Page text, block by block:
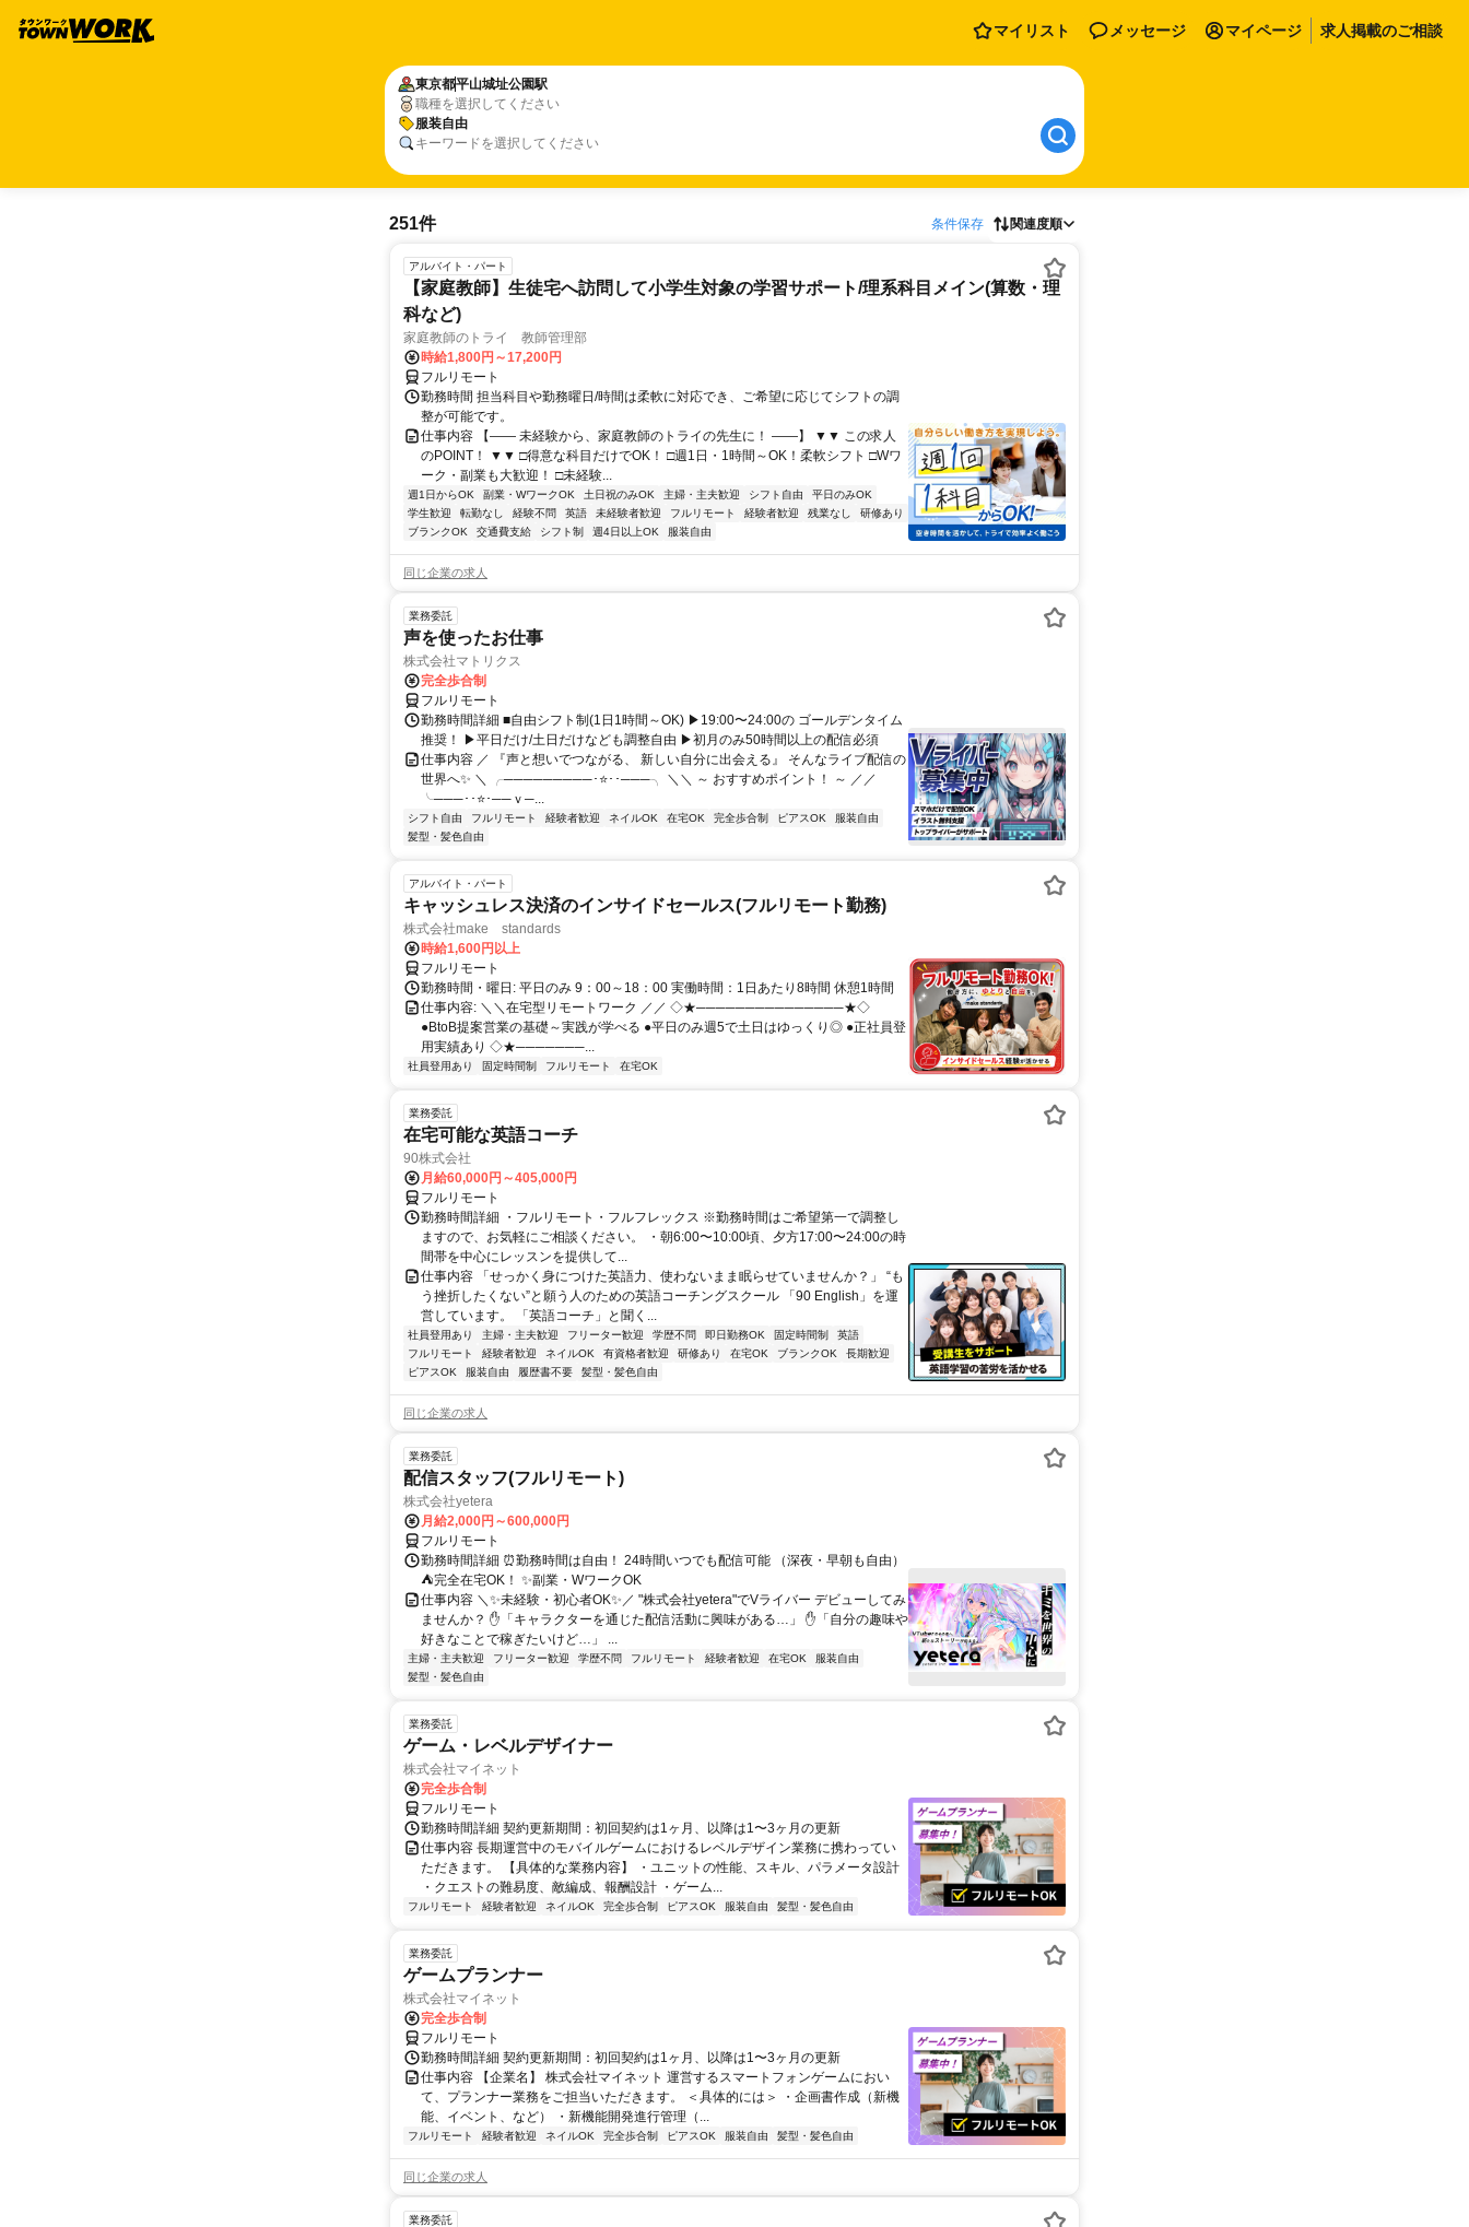
マイリスト メッセージ マイページ 求人掲載のご相談
東京都平山城址公園駅
職種を選択してください
服装自由
キーワードを選択してください
251件 条件保存 関連度順
アルバイト・パート
【家庭教師】生徒宅へ訪問して小学生対象の学習サポート/理系科目メイン(算数・理
科など)
家庭教師のトライ 教師管理部
時給1,800円～17,200円
フルリモート
勤務時間 担当科目や勤務曜日/時間は柔軟に対応でき、ご希望に応じてシフトの調
整が可能です。
仕事内容 【―― 未経験から、家庭教師のトライの先生に！ ――】 ▼▼ この求人
のPOINT！ ▼▼ □得意な科目だけでOK！ □週1日・1時間～OK！柔軟シフト □Wワ
ーク・副業も大歓迎！ □未経験...
週1日からOK 副業・WワークOK 土日祝のみOK 主婦・主夫歓迎 シフト自由
平日のみOK
学生歓迎
転勤なし 経験不問 英語 未経験者歓迎 フルリモート 経験者歓迎 残業なし
研修あり
ブランクOK
交通費支給 シフト制 週4日以上OK 服装自由
同じ企業の求人
業務委託
声を使ったお仕事
株式会社マトリクス
完全歩合制
フルリモート
勤務時間詳細 ■自由シフト制(1日1時間～OK) ▶19:00〜24:00の ゴールデンタイム
推奨！ ▶平日だけ/土日だけなども調整自由 ▶初月のみ50時間以上の配信必須
仕事内容 ／ 『声と想いでつながる、 新しい自分に出会える』 そんなライブ配信の
世界へ✨ ＼ ╭─────────･⭐･･───╮ ＼＼ ～ おすすめポイント！ ～ ／／
╰───･･⭐･──ｖ─...
シフト自由 フルリモート 経験者歓迎 ネイルOK 在宅OK 完全歩合制 ピアスOK
服装自由
髪型・髪色自由
アルバイト・パート
キャッシュレス決済のインサイドセールス(フルリモート勤務)
株式会社make standards
時給1,600円以上
フルリモート
勤務時間・曜日: 平日のみ 9：00～18：00 実働時間：1日あたり8時間 休憩1時間
仕事内容: ＼＼在宅型リモートワーク ／／ ◇★───────────────★◇
●BtoB提案営業の基礎～実践が学べる ●平日のみ週5で土日はゆっくり◎ ●正社員登
用実績あり ◇★───────...
社員登用あり 固定時間制 フルリモート 在宅OK
業務委託
在宅可能な英語コーチ
90株式会社
月給60,000円～405,000円
フルリモート
勤務時間詳細 ・フルリモート・フルフレックス ※勤務時間はご希望第一で調整し
ますので、お気軽にご相談ください。 ・朝6:00〜10:00頃、夕方17:00〜24:00の時
間帯を中心にレッスンを提供して...
仕事内容 「せっかく身につけた英語力、使わないまま眠らせていませんか？」 “も
う挫折したくない”と願う人のための英語コーチングスクール 「90 English」を運
営しています。 「英語コーチ」と聞く...
社員登用あり 主婦・主夫歓迎 フリーター歓迎 学歴不問 即日勤務OK 固定時間制
英語
フルリモート
経験者歓迎 ネイルOK 有資格者歓迎 研修あり 在宅OK ブランクOK
長期歓迎
ピアスOK
服装自由 履歴書不要 髪型・髪色自由
同じ企業の求人
業務委託
配信スタッフ(フルリモート)
株式会社yetera
月給2,000円～600,000円
フルリモート
勤務時間詳細 ⏰勤務時間は自由！ 24時間いつでも配信可能 （深夜・早朝も自由）
⛺完全在宅OK！ ✨副業・WワークOK
仕事内容 ＼✨未経験・初心者OK✨／ "株式会社yetera"でVライバー デビューしてみ
ませんか？ ✋「キャラクターを通じた配信活動に興味がある…」 ✋「自分の趣味や
好きなことで稼ぎたいけど…」 ...
主婦・主夫歓迎 フリーター歓迎 学歴不問 フルリモート 経験者歓迎 在宅OK
服装自由
髪型・髪色自由
業務委託
ゲーム・レベルデザイナー
株式会社マイネット
完全歩合制
フルリモート
勤務時間詳細 契約更新期間：初回契約は1ヶ月、以降は1〜3ヶ月の更新
仕事内容 長期運営中のモバイルゲームにおけるレベルデザイン業務に携わってい
ただきます。 【具体的な業務内容】 ・ユニットの性能、スキル、パラメータ設計
・クエストの難易度、敵編成、報酬設計 ・ゲーム...
フルリモート 経験者歓迎 ネイルOK 完全歩合制 ピアスOK 服装自由 髪型・髪色自由
業務委託
ゲームプランナー
株式会社マイネット
完全歩合制
フルリモート
勤務時間詳細 契約更新期間：初回契約は1ヶ月、以降は1〜3ヶ月の更新
仕事内容 【企業名】 株式会社マイネット 運営するスマートフォンゲームにおい
て、プランナー業務をご担当いただきます。 ＜具体的には＞ ・企画書作成（新機
能、イベント、など） ・新機能開発進行管理（...
フルリモート 経験者歓迎 ネイルOK 完全歩合制 ピアスOK 服装自由 髪型・髪色自由
同じ企業の求人
業務委託